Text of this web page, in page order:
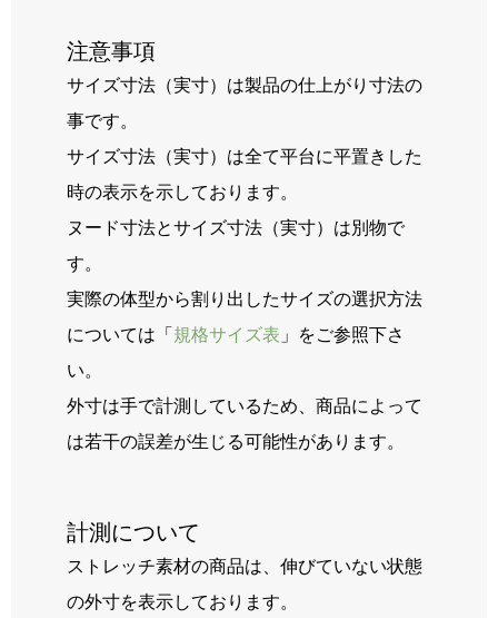
注意事項
サイズ寸法（実寸）は製品の仕上がり寸法の
事です。
サイズ寸法（実寸）は全て平台に平置きした
時の表示を示しております。
ヌード寸法とサイズ寸法（実寸）は別物で
す。
実際の体型から割り出したサイズの選択方法
については「 規格サイズ表 」をご参照下さ
い。
外寸は手で計測しているため、商品によって
は若干の誤差が生じる可能性があります。
計測について
ストレッチ素材の商品は、伸びていない状態
の外寸を表示しております。